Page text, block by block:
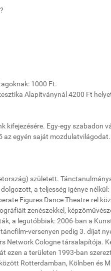
1000 Ft.
Alapítványnál 4200 Ft
kifejezésére. Egy-egy szabadon
egyén saját
született.
a teljesség igénye
Figures Dance Theatre-rel
zenészekkel,
a legutóbbiak: 2006-ban a
versenyen pedig 3. díjat
Network Cologne társalapítója.
ezen a területen 1993-ban
Rotterdamban, Kölnben és